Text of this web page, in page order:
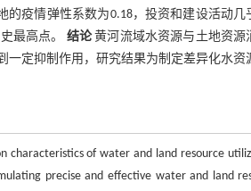
疫情弹性系数为0.18，投资和建设活动
最高点。 结论黄河流域水资源与土地资源
定抑制作用，研究结果为制定差异化水资
characteristics of water and land resource
precise and effective water and land